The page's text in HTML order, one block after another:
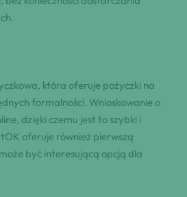
⁤która ​oferuje ⁣pożyczki na
formalności. Wnioskowanie⁤ ⁤o
⁢dzięki⁣ czemu jest to szybki i⁢
oferuje⁣ również ​pierwszą⁤
‌być interesującą opcją​ dla